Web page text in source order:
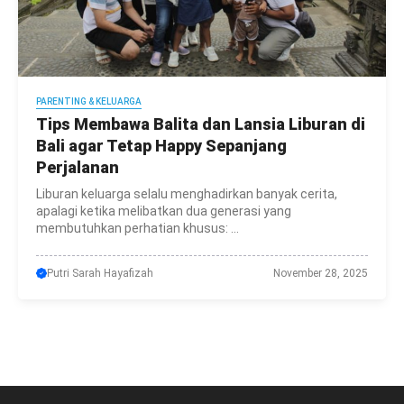
PARENTING & KELUARGA
Tips Membawa Balita dan Lansia Liburan di
Bali agar Tetap Happy Sepanjang
Perjalanan
Liburan keluarga selalu menghadirkan banyak cerita,
apalagi ketika melibatkan dua generasi yang
membutuhkan perhatian khusus: ...
Putri Sarah Hayafizah November 28, 2025